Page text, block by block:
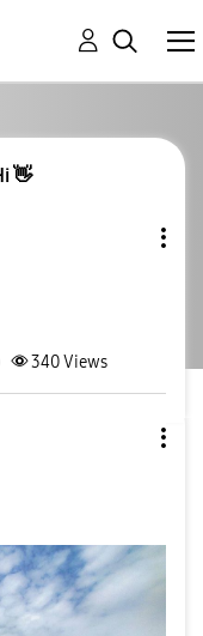
👋
340Views